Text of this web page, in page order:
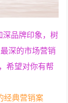
深品牌印象，树
深的市场营销
希望对你有帮
经典营销案